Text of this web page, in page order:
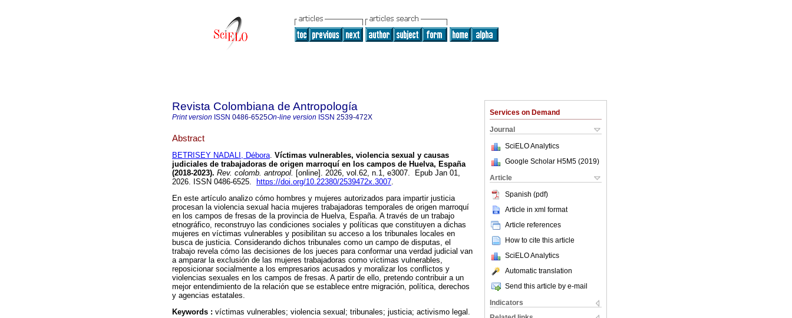
Services on Demand
Journal
SciELO Analytics
Google Scholar H5M5 (2019)
Article
Spanish (pdf)
Article in xml format
Article references
How to cite this article
SciELO Analytics
Automatic translation
Send this article by e-mail
Indicators
Revista Colombiana de Antropología
Print version ISSN 0486-6525On-line version ISSN 2539-472X
Abstract
BETRISEY NADALI, Débora. Víctimas vulnerables, violencia sexual y causas
judiciales de trabajadoras de origen marroquí en los campos de Huelva, España
(2018-2023). Rev. colomb. antropol. [online]. 2026, vol.62, n.1, e3007. Epub Jan 01,
2026. ISSN 0486-6525.
https://doi.org/10.22380/2539472x.3007.
En este artículo analizo cómo hombres y mujeres autorizados para impartir justicia
procesan la violencia sexual hacia mujeres trabajadoras temporales de origen marroquí
en los campos de fresas de la provincia de Huelva, España. A través de un trabajo
etnográfico, reconstruyo las condiciones sociales y políticas que constituyen a dichas
mujeres en víctimas vulnerables y posibilitan su acceso a los tribunales locales en
busca de justicia. Considerando dichos tribunales como un campo de disputas, el
trabajo revela cómo las decisiones de los jueces para conformar una verdad judicial van
a amparar la exclusión de las mujeres trabajadoras como víctimas vulnerables,
reposicionar socialmente a los empresarios acusados y moralizar los conflictos y
violencias sexuales en los campos de fresas. A partir de ello, pretendo contribuir a un
mejor entendimiento de la relación que se establece entre migración, política, derechos
y agencias estatales.
Keywords : víctimas vulnerables; violencia sexual; tribunales; justicia; activismo legal.